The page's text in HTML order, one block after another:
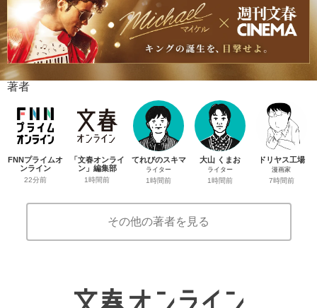
著者
FNNプライムオ
ンライン
22分前
「文春オンライ
ン」編集部
1時間前
てれびのスキマ
ライター
1時間前
大山 くまお
ライター
1時間前
ドリヤス工場
漫画家
7時間前
その他の著者を見る